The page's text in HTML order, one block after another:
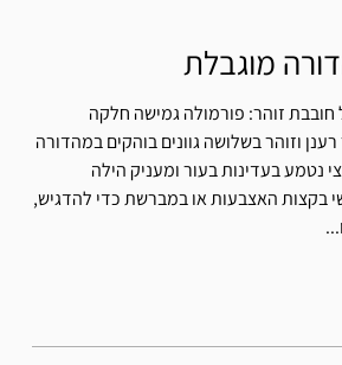
מוגבלת
זוהר: פורמולה גמישה חלקה
וזוהר בשלושה גוונים בוהקים במהדורה
נטמע בעדינות בעור ומעניק הילה
בקצות האצבעות או במברשת כדי להדגיש,